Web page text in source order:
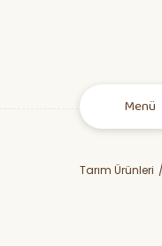
Menü
Tarım Ürünleri